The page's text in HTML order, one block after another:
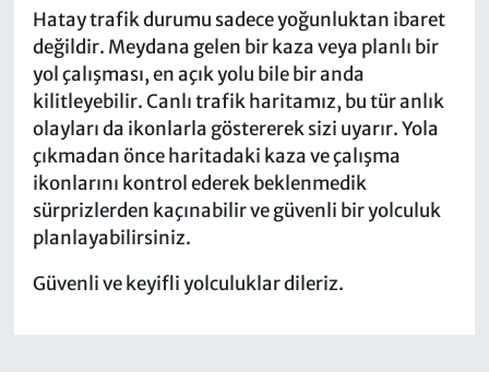
Hatay trafik durumu sadece yoğunluktan ibaret
değildir. Meydana gelen bir kaza veya planlı bir
yol çalışması, en açık yolu bile bir anda
kilitleyebilir. Canlı trafik haritamız, bu tür anlık
olayları da ikonlarla göstererek sizi uyarır. Yola
çıkmadan önce haritadaki kaza ve çalışma
ikonlarını kontrol ederek beklenmedik
sürprizlerden kaçınabilir ve güvenli bir yolculuk
planlayabilirsiniz.
Güvenli ve keyifli yolculuklar dileriz.